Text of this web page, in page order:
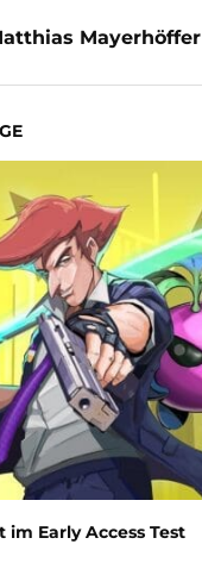
Mayerhöffer
Early Access Test